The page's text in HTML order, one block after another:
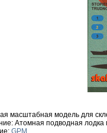
масштабная модель для
Атомная подводная
GPM